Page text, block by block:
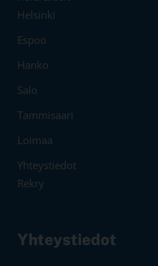
Helsinki
Espoo
Hanko
Salo
Tammisaari
Loimaa
Yhteystiedot
Rekry
Yhteystiedot